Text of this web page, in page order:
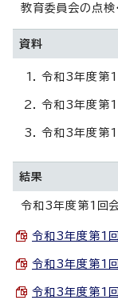
教育委員会の点検
資料
令和3年度第
令和3年度第1
令和3年度第1
結果
令和3年度第1回
令和3年度第1
令和3年度第1
令和3年度第1